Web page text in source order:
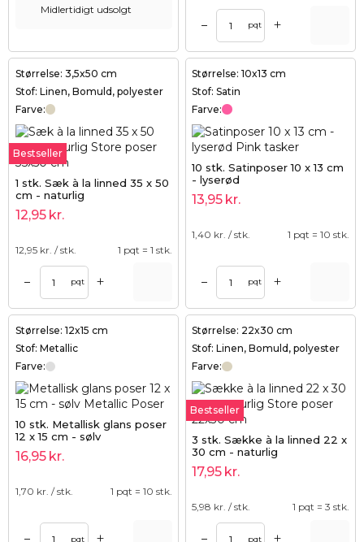
Midlertidigt udsolgt
– pqt +
Størrelse: 3,5x50 cm
Stof: Linen, Bomuld, polyester
Farve:
Bestseller
1 stk. Sæk à la linned 35 x 50
cm - naturlig
12,95 kr.
12,95 kr. / stk. 1 pqt = 1 stk.
– pqt +
Størrelse: 10x13 cm
Stof: Satin
Farve:
10 stk. Satinposer 10 x 13 cm
- lyserød
13,95 kr.
1,40 kr. / stk. 1 pqt = 10 stk.
– pqt +
Størrelse: 12x15 cm
Stof: Metallic
Farve:
10 stk. Metallisk glans poser
12 x 15 cm - sølv
16,95 kr.
1,70 kr. / stk. 1 pqt = 10 stk.
– pqt
Størrelse: 22x30 cm
Stof: Linen, Bomuld, polyester
Farve:
Bestseller
3 stk. Sække à la linned 22 x
30 cm - naturlig
17,95 kr.
5,98 kr. / stk. 1 pqt = 3 stk.
– pqt